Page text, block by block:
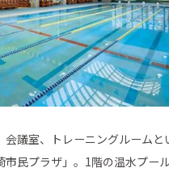
会議室、トレーニングルームと
市民プラザ」。1階の温水プー